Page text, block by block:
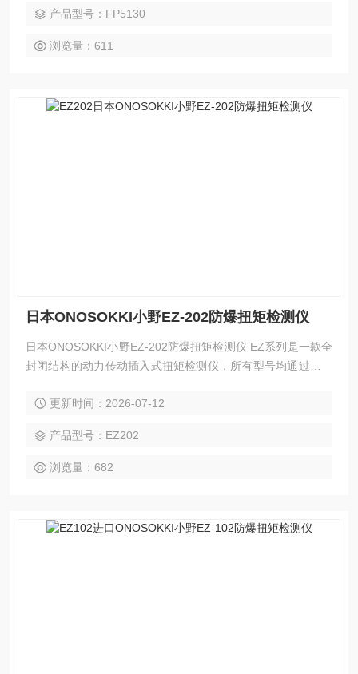
产品型号：FP5130
浏览量：611
日本ONOSOKKI小野EZ-202防爆扭矩检测仪
日本ONOSOKKI小野EZ-202防爆扭矩检测仪 EZ系列是一款全
封闭结构的动力传动插入式扭矩检测仪，所有型号均通过防爆
性能与我们的其他扭矩检测器相同，并且我们在化工行业拥有
更新时间：2026-07-12
产品型号：EZ202
浏览量：682